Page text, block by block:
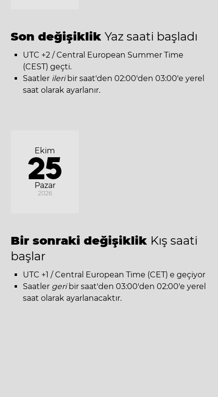
Son değişiklikYaz saati başladı
UTC +2 / Central European Summer Time
(CEST) geçti.
Saatler ileribir saat'den 02:00'den 03:00'e yerel
saat olarak ayarlanır.
Pazar
Ekim
25
2026
Bir sonraki değişiklik Kış saati
başlar
UTC +1 / Central European Time (CET) e geçiyor
Saatler geribir saat'den 03:00'den 02:00'e yerel
saat olarak ayarlanacaktır.